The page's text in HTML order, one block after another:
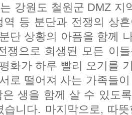
강원도 철원군 DMZ 지
역 등 분단과 전쟁의 상
단 상황의 아픔을 함께
쟁으로 희생된 모든 이
화가 하루 빨리 오기를
로 떨어져 사는 가족들
생을 함께 살 수 있도
습니다. 마지막으로, 따